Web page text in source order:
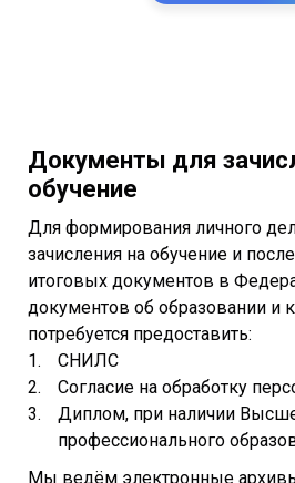
Документы для
обучение
Для формирования личного
зачисления на обучение и
итоговых документов в
документов об образовании и
потребуется предоставить:
СНИЛС
Согласие на обработку
Диплом, при наличии
профессионального
Мы ведём электронные